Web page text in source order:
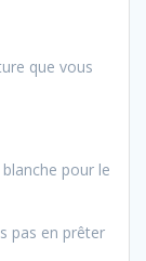
que vous
pour le
pas en prêter